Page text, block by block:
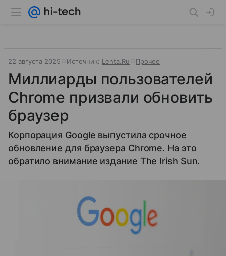
22 августа 2025 Источник: Lenta.Ru Прочее
Миллиарды пользователей
Chrome призвали обновить
браузер
Корпорация Google выпустила срочное
обновление для браузера Chrome. На это
обратило внимание издание The Irish Sun.